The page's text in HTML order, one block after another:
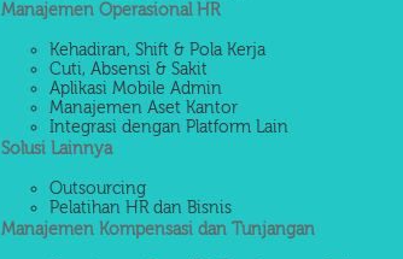
Manajemen Operasional HR
Kehadiran, Shift & Pola Kerja
Cuti, Absensi & Sakit
Aplikasi Mobile Admin
Manajemen Aset Kantor
Integrasi dengan Platform Lain
Solusi Lainnya
Outsourcing
Pelatihan HR dan Bisnis
Manajemen Kompensasi dan Tunjangan